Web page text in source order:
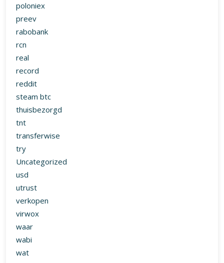
poloniex
preev
rabobank
rcn
real
record
reddit
steam btc
thuisbezorgd
tnt
transferwise
try
Uncategorized
usd
utrust
verkopen
virwox
waar
wabi
wat